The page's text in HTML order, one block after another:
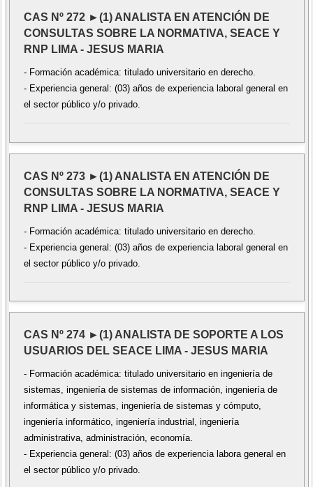
CAS Nº 272 ►(1) ANALISTA EN ATENCIÓN DE
CONSULTAS SOBRE LA NORMATIVA, SEACE Y
RNP LIMA - JESUS MARIA
- Formación académica: titulado universitario en derecho.
- Experiencia general: (03) años de experiencia laboral general en
el sector público y/o privado.
CAS Nº 273 ►(1) ANALISTA EN ATENCIÓN DE
CONSULTAS SOBRE LA NORMATIVA, SEACE Y
RNP LIMA - JESUS MARIA
- Formación académica: titulado universitario en derecho.
- Experiencia general: (03) años de experiencia laboral general en
el sector público y/o privado.
CAS Nº 274 ►(1) ANALISTA DE SOPORTE A LOS
USUARIOS DEL SEACE LIMA - JESUS MARIA
- Formación académica: titulado universitario en ingeniería de
sistemas, ingeniería de sistemas de información, ingeniería de
informática y sistemas, ingeniería de sistemas y cómputo,
ingeniería informático, ingeniería industrial, ingeniería
administrativa, administración, economía.
- Experiencia general: (03) años de experiencia labora general en
el sector público y/o privado.